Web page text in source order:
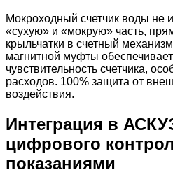
Мокроходный счетчик воды не
«сухую» и «мокрую» часть,
крыльчатки в счетный
магнитной муфты
чувствительность счетчика,
расходов. 100% защита от
воздействия.
Интеграция в
цифрового
показаниями